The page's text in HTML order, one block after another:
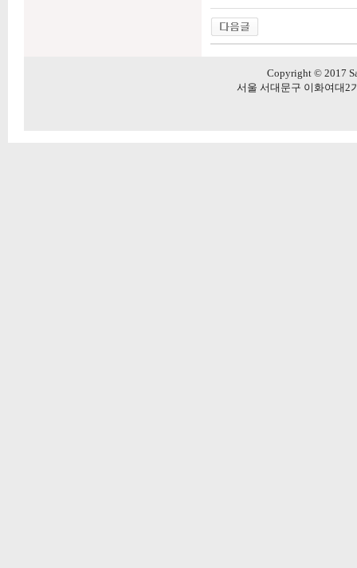
Copyright © 2017
서울 서대문구 이화여대2